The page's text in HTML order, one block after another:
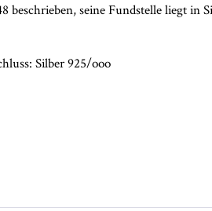
seine Fundstelle liegt in
Silber 925/ooo